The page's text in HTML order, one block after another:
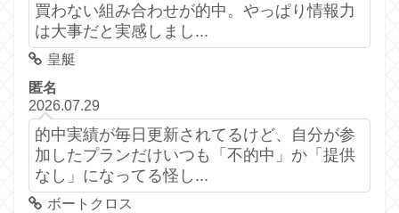
買わない組み合わせが的中。やっぱり情報力
は大事だと実感しまし...
皇艇
匿名
2026.07.29
的中実績が毎日更新されてるけど、自分が参
加したプランだけいつも「不的中」か「提供
なし」になってる怪し...
ボートクロス